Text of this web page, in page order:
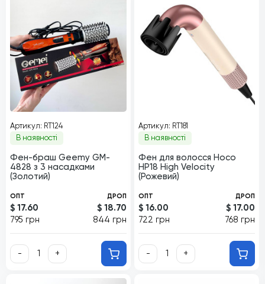
Артикул: RT124
В наявності
Фен-браш Geemy GM-
4828 з 3 насадками
(Золотий)
ОПТ
$ 17.60
795 грн
ДРОП
$ 18.70
844 грн
- +
Артикул: RT181
В наявності
Фен для волосся Hoco
HP18 High Velocity
(Рожевий)
ОПТ
$ 16.00
722 грн
ДРОП
$ 17.00
768 грн
- +